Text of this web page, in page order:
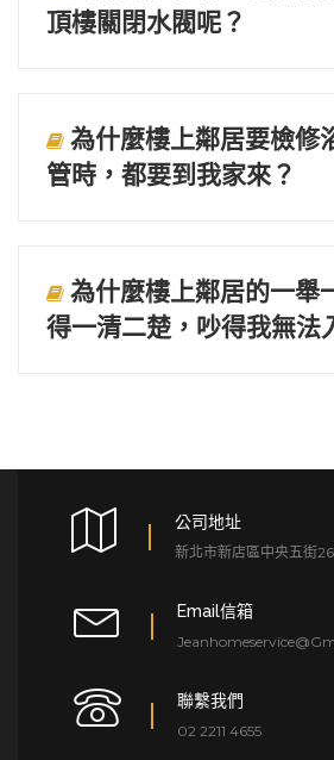
頂樓關閉水閥呢？
為什麼樓上鄰居要檢修
管時，都要到我家來？
為什麼樓上鄰居的一舉
得一清二楚，吵得我無法
公司地址
新北市新店區中央五街
Email信箱
聯繫我們
02 2211 4655